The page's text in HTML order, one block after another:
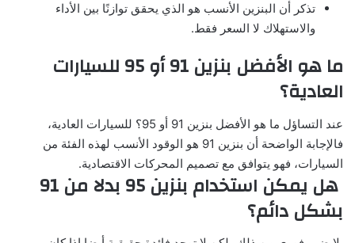
تذكر أن البنزين الأنسب هو الذي يحقق توازنًا بين الأداء
والاستهلاك لا السعر فقط.
ما هو الأفضل بنزين 91 أو 95 للسيارات
العادية؟
عند التساؤل ما هو الأفضل بنزين 91 أو 95؟ للسيارات العادية،
فالإجابة الواضحة أن بنزين 91 هو الوقود الأنسب لهذه الفئة من
السيارات، فهو يتوافق مع تصميم المحركات الاقتصادية.
هل يمكن استخدام بنزين 95 بدلا من 91
بشكل دائم؟